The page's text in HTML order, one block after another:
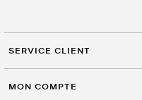
SERVICE CLIENT
MON COMPTE